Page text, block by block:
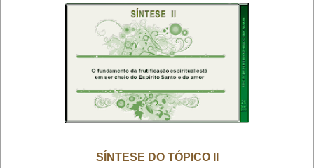
SÍNTESE DO TÓPICO II